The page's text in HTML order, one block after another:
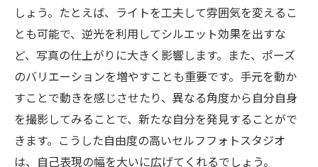
セルフフォトスタジオで韓国の雰囲気を味わい
ながら自由な撮影を満喫
韓国風の雰囲気を体感するフォトスタジオ
自由な発想で韓国風撮影を楽しむ
セルフフォトスタジオでの韓国体験の魅力
韓国のエッセンスを写真に取り入れる方法
韓国風小道具でさらに深まる撮影体験
しょう。たとえば、ライトを工夫して雰囲気を変えるこ
とも可能で、逆光を利用してシルエット効果を出すな
ど、写真の仕上がりに大きく影響します。また、ポーズ
のバリエーションを増やすことも重要です。手元を動か
すことで動きを感じさせたり、異なる角度から自分自身
を撮影してみることで、新たな自分を発見することがで
きます。こうした自由度の高いセルフフォトスタジオ
は、自己表現の幅を大いに広げてくれるでしょう。